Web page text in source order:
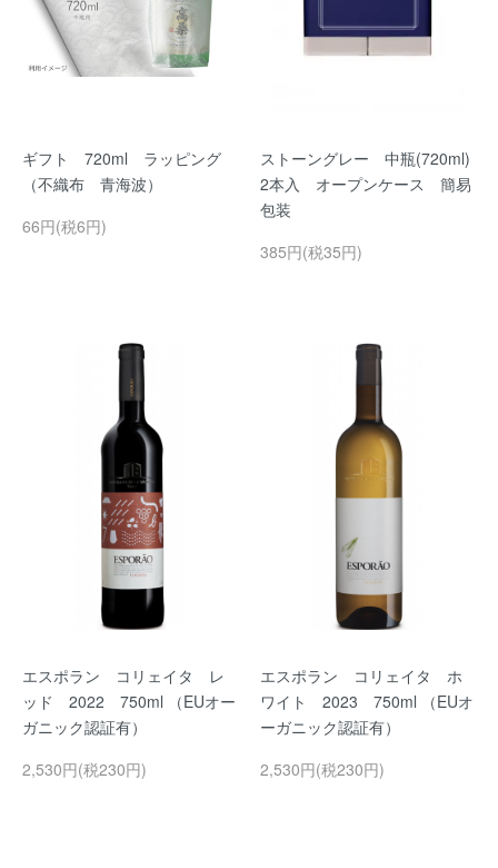
ギフト 720ml ラッピング
（不織布 青海波）
66円(税6円)
ストーングレー 中瓶(720ml)
2本入 オープンケース 簡易
包装
385円(税35円)
エスポラン コリェイタ レ
ッド 2022 750ml （EUオー
ガニック認証有）
2,530円(税230円)
エスポラン コリェイタ ホ
ワイト 2023 750ml （EUオ
ーガニック認証有）
2,530円(税230円)